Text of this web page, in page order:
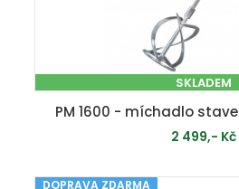
SKLADEM
PM 1600 - míchadlo
2 499,- Kč
DOPRAVA ZDARMA